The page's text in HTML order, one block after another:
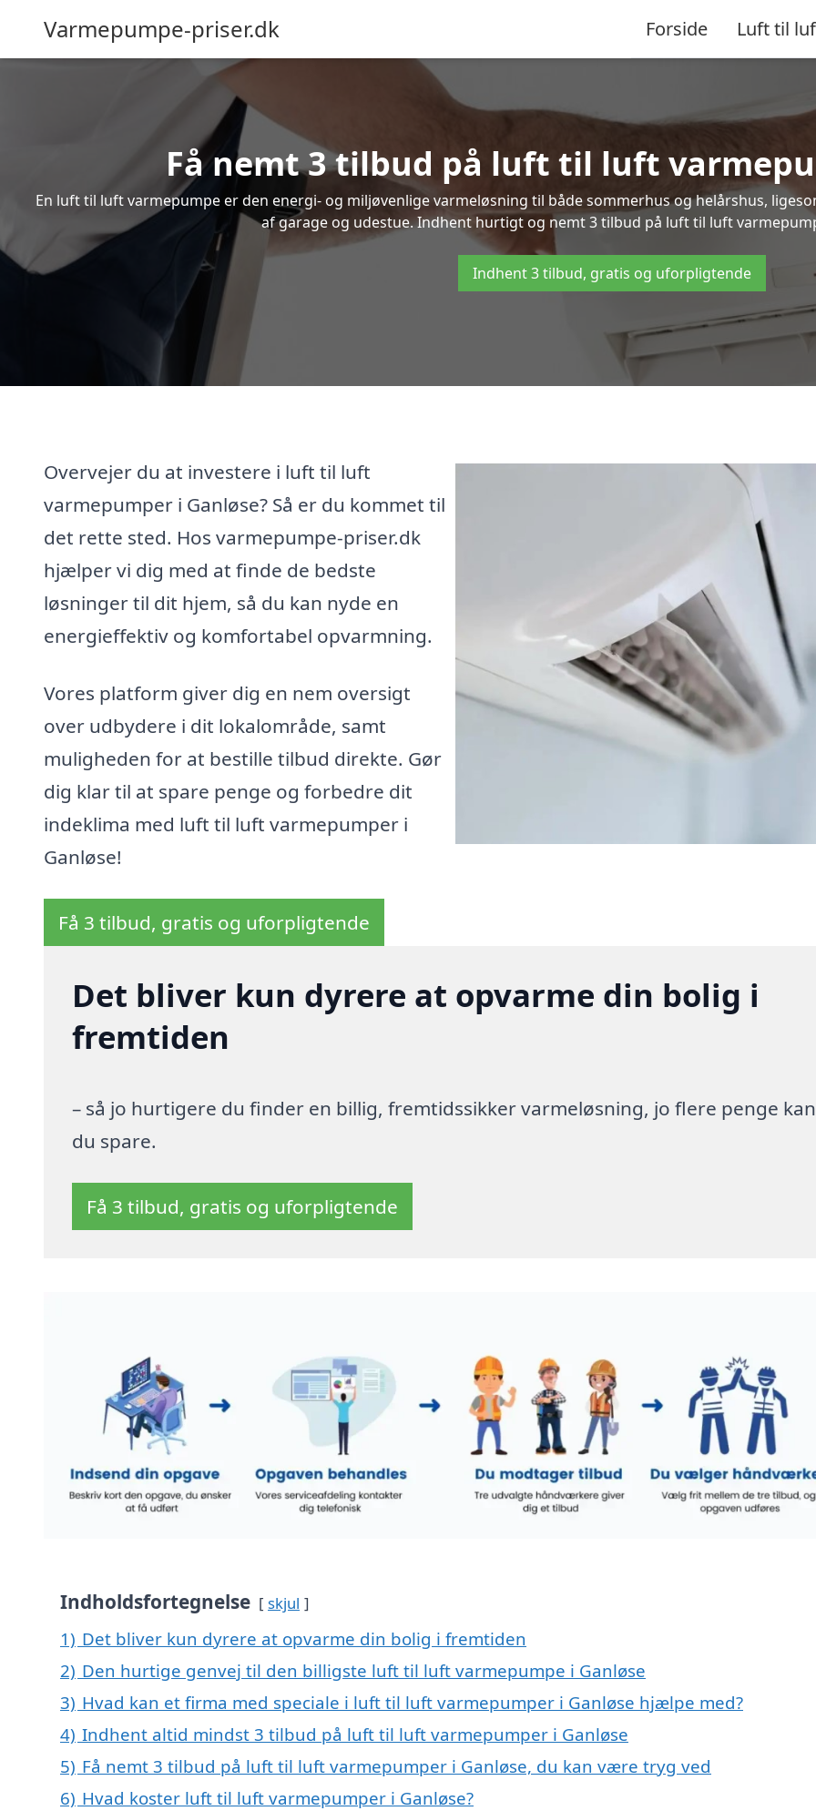
Varmepumpe-priser.dk Forside Luft til
Få nemt 3 tilbud på luft til luft
En luft til luft varmepumpe er den energi- og miljøvenlige varmeløsning til både sommerhus og helårshus,
af garage og udestue. Indhent hurtigt og nemt 3 tilbud på luft til luft
Indhent 3 tilbud, gratis og uforpligtende
Overvejer du at investere i luft til luft
varmepumper i Ganløse? Så er du kommet til
det rette sted. Hos varmepumpe-priser.dk
hjælper vi dig med at finde de bedste
løsninger til dit hjem, så du kan nyde en
energieffektiv og komfortabel opvarmning.
Vores platform giver dig en nem oversigt
over udbydere i dit lokalområde, samt
muligheden for at bestille tilbud direkte. Gør
dig klar til at spare penge og forbedre dit
indeklima med luft til luft varmepumper i
Ganløse!
Få 3 tilbud, gratis og uforpligtende
Det bliver kun dyrere at opvarme din bolig i
fremtiden
– så jo hurtigere du finder en billig, fremtidssikker varmeløsning, jo flere penge kan
du spare.
Få 3 tilbud, gratis og uforpligtende
Indholdsfortegnelse skjul
1) Det bliver kun dyrere at opvarme din bolig i fremtiden
2) Den hurtige genvej til den billigste luft til luft varmepumpe i Ganløse
3) Hvad kan et firma med speciale i luft til luft varmepumper i Ganløse hjælpe med?
4) Indhent altid mindst 3 tilbud på luft til luft varmepumper i Ganløse
5) Få nemt 3 tilbud på luft til luft varmepumper i Ganløse, du kan være tryg ved
6) Hvad koster luft til luft varmepumper i Ganløse?